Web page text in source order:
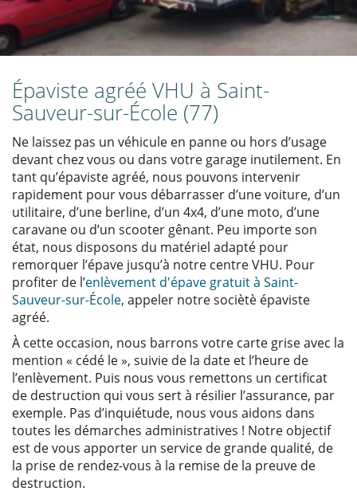
Épaviste agréé VHU à Saint-
Sauveur-sur-École (77)
Ne laissez pas un véhicule en panne ou hors d’usage
devant chez vous ou dans votre garage inutilement. En
tant qu’épaviste agréé, nous pouvons intervenir
rapidement pour vous débarrasser d’une voiture, d’un
utilitaire, d’une berline, d’un 4x4, d’une moto, d’une
caravane ou d’un scooter gênant. Peu importe son
état, nous disposons du matériel adapté pour
remorquer l’épave jusqu’à notre centre VHU. Pour
profiter de l’enlèvement d'épave gratuit à Saint-
Sauveur-sur-École, appeler notre sociètè épaviste
agréé.
À cette occasion, nous barrons votre carte grise avec la
mention « cédé le », suivie de la date et l’heure de
l’enlèvement. Puis nous vous remettons un certificat
de destruction qui vous sert à résilier l’assurance, par
exemple. Pas d’inquiétude, nous vous aidons dans
toutes les démarches administratives ! Notre objectif
est de vous apporter un service de grande qualité, de
la prise de rendez-vous à la remise de la preuve de
destruction.